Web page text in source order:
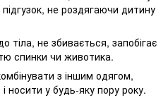
не роздягаючи дитину
тіла, не збивається, запобігає
спинки чи животика.
з іншим одягом,
носити у будь-яку пору року.